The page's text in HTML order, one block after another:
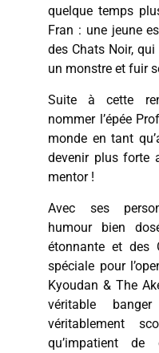
quelque temps
Fran : une jeune
des Chats Noir,
un monstre et fuir
Suite à cette
nommer l’épée
monde en tant
devenir plus forte
mentor !
Avec ses
humour bien
étonnante et des
spéciale pour
Kyoudan & The
véritable
véritablement
qu’impatient de